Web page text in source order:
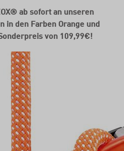
ab sofort an unseren
in den Farben Orange und
von 109,99€!